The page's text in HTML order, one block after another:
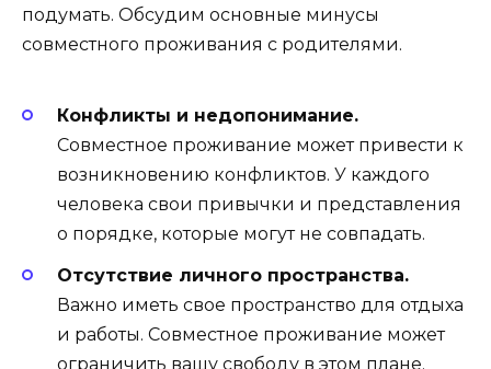
подумать. Обсудим основные минусы
совместного проживания с родителями.
Конфликты и недопонимание.
Совместное проживание может привести к
возникновению конфликтов. У каждого
человека свои привычки и представления
о порядке, которые могут не совпадать.
Отсутствие личного пространства.
Важно иметь свое пространство для отдыха
и работы. Совместное проживание может
ограничить вашу свободу в этом плане.